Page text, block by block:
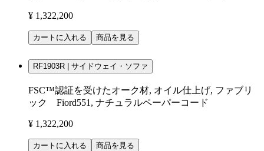
¥ 1,322,200
カートに入れる 商品を見る
RF1903R | サイドウェイ・ソファ
FSC™認証を受けたオーク材, オイル仕上げ, ファブリ
ック Fiord551, ナチュラルペーパーコード
¥ 1,322,200
カートに入れる 商品を見る